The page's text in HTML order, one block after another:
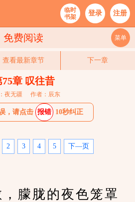
临时
书架
登录 注册
免费阅读 菜单
查看最新章节 下一章
75章 叹往昔
夜无疆 作者：辰东
，请点击 报错 10秒纠正
2 3 4 5 下—页
朦胧的夜色笼罩